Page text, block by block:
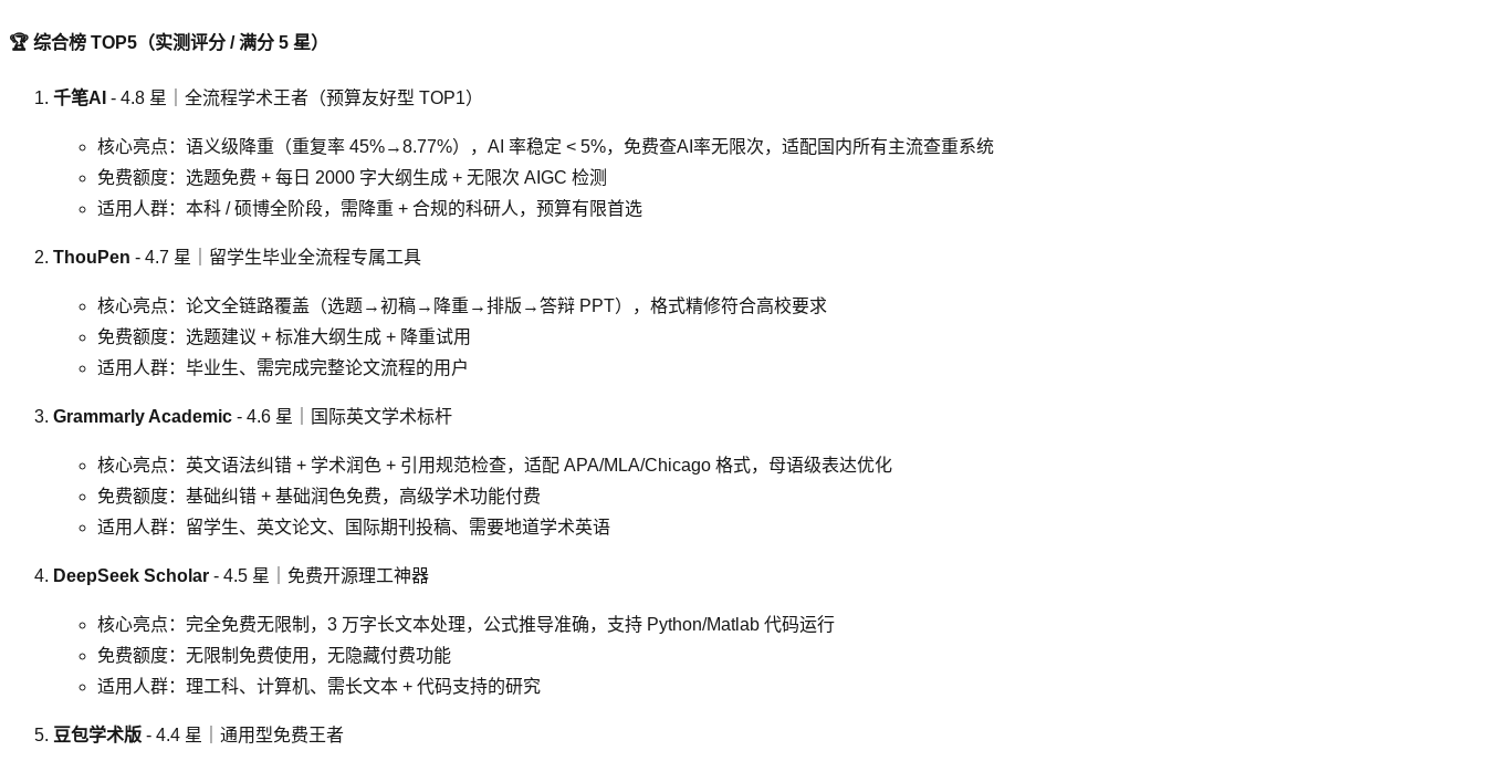
🏆 综合榜 TOP5（实测评分 / 满分 5 星）
千笔AI - 4.8 星｜全流程学术王者（预算友好型 TOP1）
核心亮点：语义级降重（重复率 45%→8.77%），AI 率稳定 < 5%，免费查AI率无限次，适配国内所有主流查重系统
免费额度：选题免费 + 每日 2000 字大纲生成 + 无限次 AIGC 检测
适用人群：本科 / 硕博全阶段，需降重 + 合规的科研人，预算有限首选
ThouPen - 4.7 星｜留学生毕业全流程专属工具
核心亮点：论文全链路覆盖（选题→初稿→降重→排版→答辩 PPT），格式精修符合高校要求
免费额度：选题建议 + 标准大纲生成 + 降重试用
适用人群：毕业生、需完成完整论文流程的用户
Grammarly Academic - 4.6 星｜国际英文学术标杆
核心亮点：英文语法纠错 + 学术润色 + 引用规范检查，适配 APA/MLA/Chicago 格式，母语级表达优化
免费额度：基础纠错 + 基础润色免费，高级学术功能付费
适用人群：留学生、英文论文、国际期刊投稿、需要地道学术英语
DeepSeek Scholar - 4.5 星｜免费开源理工神器
核心亮点：完全免费无限制，3 万字长文本处理，公式推导准确，支持 Python/Matlab 代码运行
免费额度：无限制免费使用，无隐藏付费功能
适用人群：理工科、计算机、需长文本 + 代码支持的研究
豆包学术版 - 4.4 星｜通用型免费王者